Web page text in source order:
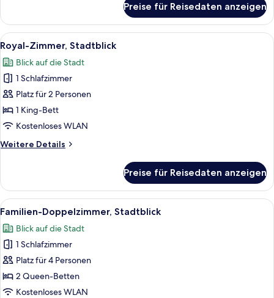
Dreibettzimmer
Preise für Reisedaten anzeigen
Alle
Fotos
für
Royal-
Zimmer,
Stadtblick
anzeigen
Royal-Zimmer, Stadtblick |
1
Royal-Zimmer, Stadtblick
Blick auf die Stadt
1 Schlafzimmer
Platz für 2 Personen
1 King-Bett
Kostenloses WLAN
Weitere Details
Weitere
Zimmer,
Stadtblick
Preise für Reisedaten anzeigen
Alle
Fotos
für
Familien-
Doppelzimmer,
Stadtblick
anzeigen
Familien-Doppelzimmer, Stadtblick
1
Familien-Doppelzimmer, Stadtblick
Blick auf die Stadt
1 Schlafzimmer
Platz für 4 Personen
2 Queen-Betten
Kostenloses WLAN